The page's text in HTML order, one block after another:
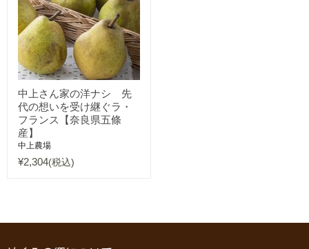
中上さん家の洋ナシ 先
代の想いを受け継ぐラ・
フランス【奈良県五條
産】
中上農場
¥2,304(税込)